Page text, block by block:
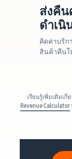
ส่งคืน
ดำเนิ
คิดค่าบริก
สินค้าคืนใ
เรียนรู้เพิ่มเติมเกี่
Revenue Calculator